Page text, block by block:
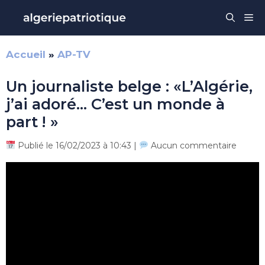
contenu
Accueil » AP-TV
Un journaliste belge : «L’Algérie,
j’ai adoré… C’est un monde à
part ! »
Publié le 16/02/2023 à 10:43 | Aucun commentaire